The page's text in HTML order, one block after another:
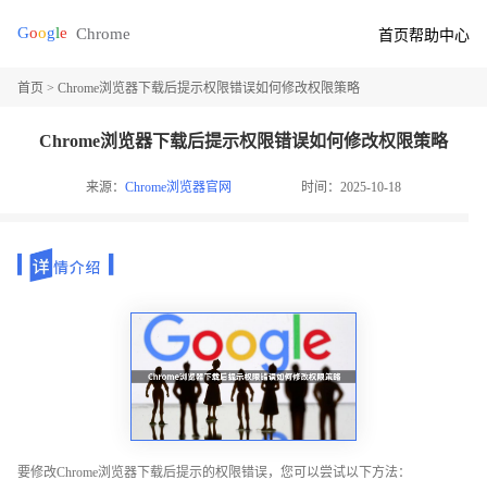
首页帮助中心
首页 > Chrome浏览器下载后提示权限错误如何修改权限策略
Chrome浏览器下载后提示权限错误如何修改权限策略
来源：Chrome浏览器官网 时间：2025-10-18
要修改Chrome浏览器下载后提示的权限错误，您可以尝试以下方法：